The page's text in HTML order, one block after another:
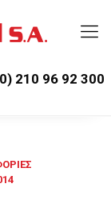
210 96 92 300